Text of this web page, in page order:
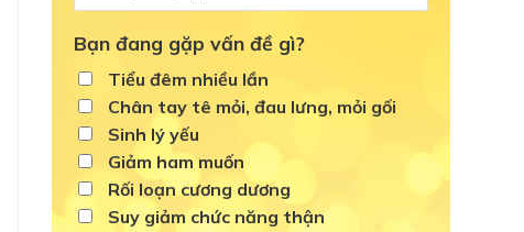
Bạn đang gặp vấn đề gì?
Tiểu đêm nhiều lần
Chân tay tê mỏi, đau lưng, mỏi gối
Sinh lý yếu
Giảm ham muốn
Rối loạn cương dương
Suy giảm chức năng thận